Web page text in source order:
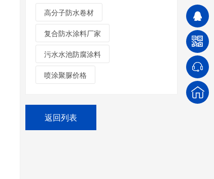
高分子防水卷材
复合防水涂料厂家
污水水池防腐涂料
喷涂聚脲价格
返回列表